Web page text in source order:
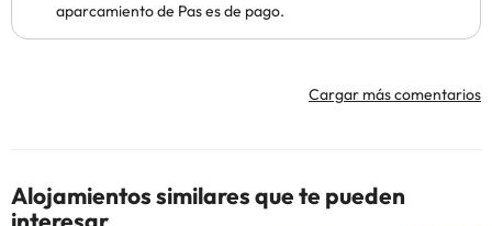
aparcamiento de Pas es de pago.
Cargar más comentarios
Alojamientos similares que te pueden